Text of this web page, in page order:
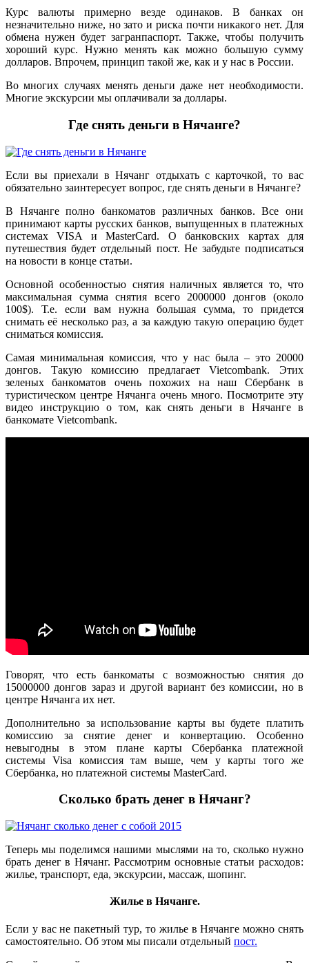
Курс валюты примерно везде одинаков. В банках он
незначительно ниже, но зато и риска почти никакого нет. Для
обмена нужен будет загранпаспорт. Также, чтобы получить
хороший курс. Нужно менять как можно большую сумму
долларов. Впрочем, принцип такой же, как и у нас в России.
Во многих случаях менять деньги даже нет необходимости.
Многие экскурсии мы оплачивали за доллары.
Где снять деньги в Нячанге?
Если вы приехали в Нячанг отдыхать с карточкой, то вас
обязательно заинтересует вопрос, где снять деньги в Нячанге?
В Нячанге полно банкоматов различных банков. Все они
принимают карты русских банков, выпущенных в платежных
системах VISA и MasterCard. О банковских картах для
путешествия будет отдельный пост. Не забудьте подписаться
на новости в конце статьи.
Основной особенностью снятия наличных является то, что
максимальная сумма снятия всего 2000000 донгов (около
100$). Т.е. если вам нужна большая сумма, то придется
снимать её несколько раз, а за каждую такую операцию будет
сниматься комиссия.
Самая минимальная комиссия, что у нас была – это 20000
донгов. Такую комиссию предлагает Vietcombank. Этих
зеленых банкоматов очень похожих на наш Сбербанк в
туристическом центре Нячанга очень много. Посмотрите эту
видео инструкцию о том, как снять деньги в Нячанге в
банкомате Vietcombank.
Говорят, что есть банкоматы с возможностью снятия до
15000000 донгов зараз и другой вариант без комиссии, но в
центре Нячанга их нет.
Дополнительно за использование карты вы будете платить
комиссию за снятие денег и конвертацию. Особенно
невыгодны в этом плане карты Сбербанка платежной
системы Visa комиссия там выше, чем у карты того же
Сбербанка, но платежной системы MasterCard.
Сколько брать денег в Нячанг?
Теперь мы поделимся нашими мыслями на то, сколько нужно
брать денег в Нячанг. Рассмотрим основные статьи расходов:
жилье, транспорт, еда, экскурсии, массаж, шопинг.
Жилье в Нячанге.
Если у вас не пакетный тур, то жилье в Нячанге можно снять
самостоятельно. Об этом мы писали отдельный пост.